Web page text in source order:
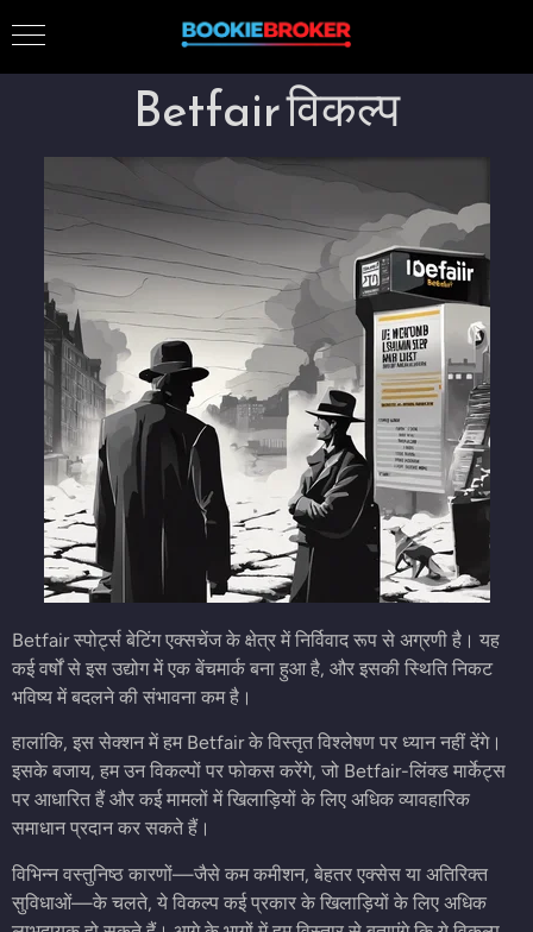
Betfair विकल्प
Betfair स्पोर्ट्स बेटिंग एक्सचेंज के क्षेत्र में निर्विवाद रूप से अग्रणी है। यह
कई वर्षों से इस उद्योग में एक बेंचमार्क बना हुआ है, और इसकी स्थिति निकट
भविष्य में बदलने की संभावना कम है।
हालांकि, इस सेक्शन में हम Betfair के विस्तृत विश्लेषण पर ध्यान नहीं देंगे।
इसके बजाय, हम उन विकल्पों पर फोकस करेंगे, जो Betfair-लिंक्ड मार्केट्स
पर आधारित हैं और कई मामलों में खिलाड़ियों के लिए अधिक व्यावहारिक
समाधान प्रदान कर सकते हैं।
विभिन्न वस्तुनिष्ठ कारणों—जैसे कम कमीशन, बेहतर एक्सेस या अतिरिक्त
सुविधाओं—के चलते, ये विकल्प कई प्रकार के खिलाड़ियों के लिए अधिक